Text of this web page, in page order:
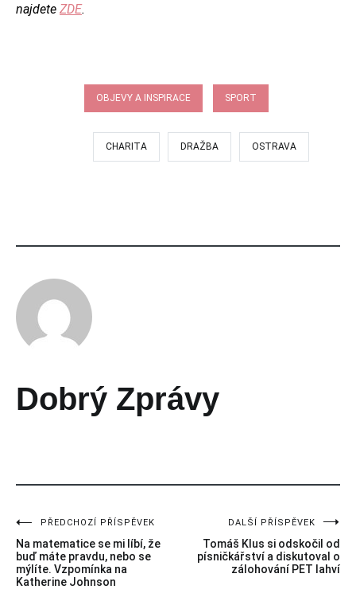
najdete ZDE.
OBJEVY A INSPIRACE SPORT
CHARITA DRAŽBA OSTRAVA
Dobrý Zprávy
Navigace
pro
příspěvek
PŘEDCHOZÍ PŘÍSPĚVEK
Na matematice se mi líbí, že
buď máte pravdu, nebo se
mýlíte. Vzpomínka na
Katherine Johnson
DALŠÍ PŘÍSPĚVEK
Tomáš Klus si odskočil od
písničkářství a diskutoval o
zálohování PET lahví